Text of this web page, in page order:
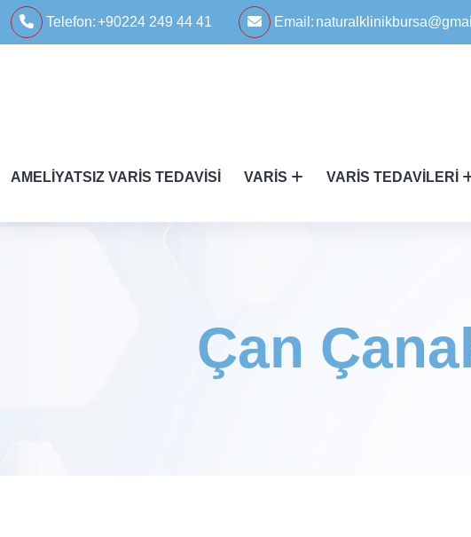
Telefon:+90224 249 44 41 Email:
AMELIYATSIZ VARIS TEDAVISI VARIS VARIS TEDAVILERI
Çan